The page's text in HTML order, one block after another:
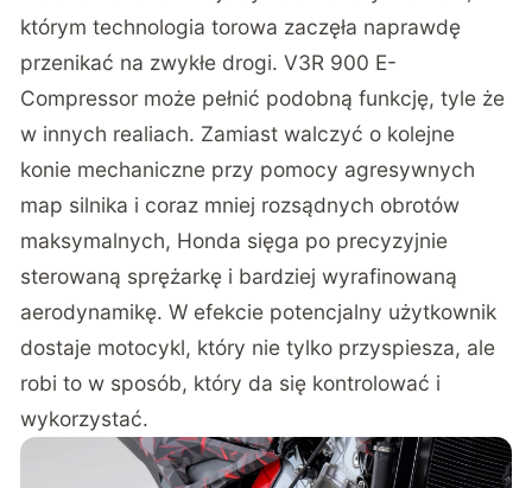
którym technologia torowa zaczęła naprawdę
przenikać na zwykłe drogi. V3R 900 E-
Compressor może pełnić podobną funkcję, tyle że
w innych realiach. Zamiast walczyć o kolejne
konie mechaniczne przy pomocy agresywnych
map silnika i coraz mniej rozsądnych obrotów
maksymalnych, Honda sięga po precyzyjnie
sterowaną sprężarkę i bardziej wyrafinowaną
aerodynamikę. W efekcie potencjalny użytkownik
dostaje motocykl, który nie tylko przyspiesza, ale
robi to w sposób, który da się kontrolować i
wykorzystać.